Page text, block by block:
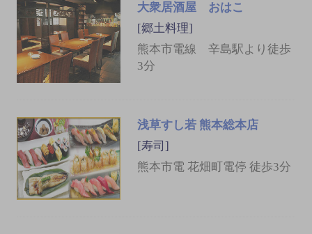
大衆居酒屋 おはこ
[郷土料理]
熊本市電線 辛島駅より徒歩
3分
浅草すし若 熊本総本店
[寿司]
熊本市電 花畑町電停 徒歩3分